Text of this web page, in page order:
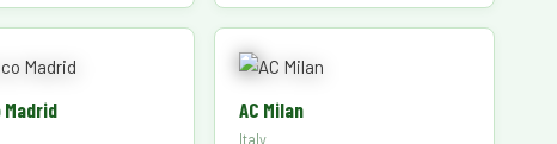
AC Milan
Italy